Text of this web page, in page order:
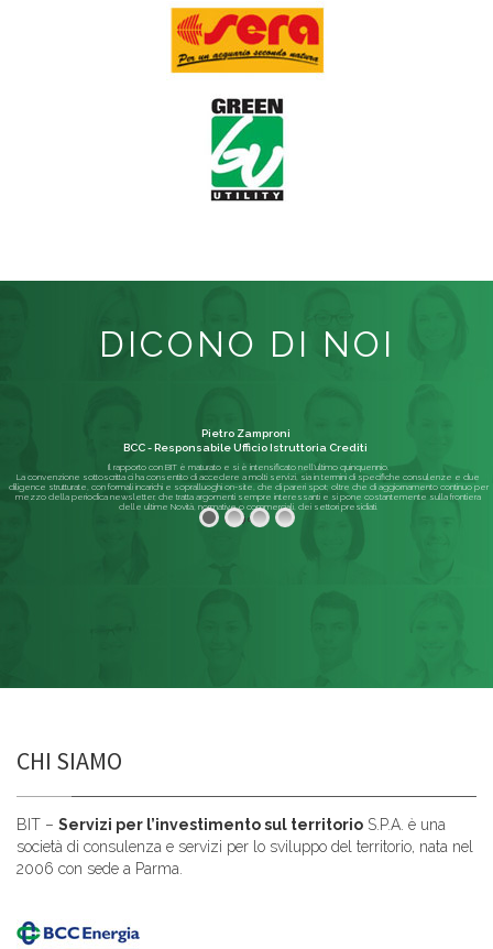
DICONO DI NOI
Il rapporto con BIT è maturato e si è intensificato nell'ultimo quinquennio.
La convenzione sottoscritta ci ha consentito di accedere a molti servizi, sia in termini di specifiche consulenze e due
diligence strutturate, con formali incarichi e sopralluoghi on-site, che di pareri spot; oltre che di aggiornamento continuo per
mezzo della periodica newsletter, che tratta argomenti sempre interessanti e si pone costantemente sulla frontiera
delle ultime Novità, normative o commerciali, dei settori presidiati.
Pietro Zamproni
BCC - Responsabile Ufficio Istruttoria Crediti
Leggi di più
CHI SIAMO
BIT – Servizi per l’investimento sul territorio S.P.A. è una
società di consulenza e servizi per lo sviluppo del territorio, nata nel
2006 con sede a Parma.